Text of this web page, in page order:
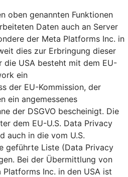
oben genannten Funktionen
Daten auch an Server
der Meta Platforms Inc. in
dies zur Erbringung dieser
die USA besteht mit dem EU-
ein
der EU-Kommission, der
ein angemessenes
der DSGVO bescheinigt. Die
dem EU-U.S. Data Privacy
auch in die vom U.S.
geführte Liste (Data Privacy
Bei der Übermittlung von
Inc. in den USA ist